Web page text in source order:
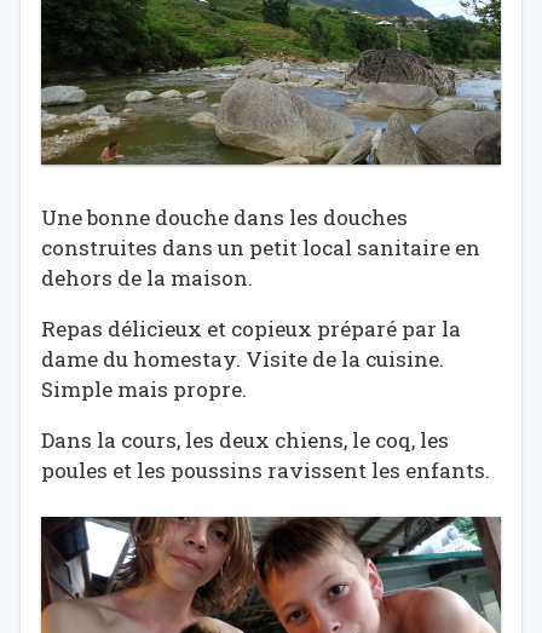
Une bonne douche dans les douches
construites dans un petit local sanitaire en
dehors de la maison.
Repas délicieux et copieux préparé par la
dame du homestay. Visite de la cuisine.
Simple mais propre.
Dans la cours, les deux chiens, le coq, les
poules et les poussins ravissent les enfants.